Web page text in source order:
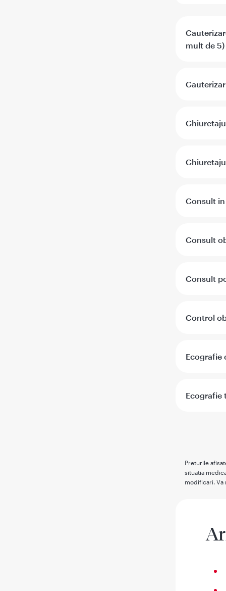
mult de 5)
Consult
Consult
Consult
Control
Ecografie
Ecografie
Preturile
situatia
modificari.